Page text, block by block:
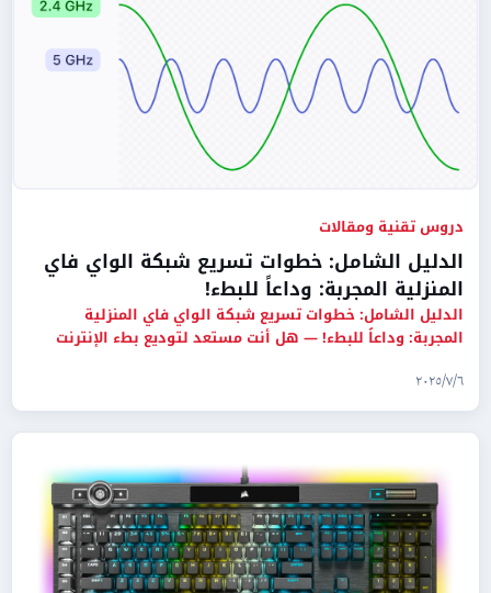
دروس تقنية ومقالات
الدليل الشامل: خطوات تسريع شبكة الواي فاي
المنزلية المجربة: وداعاً للبطء!
الدليل الشامل: خطوات تسريع شبكة الواي فاي المنزلية
المجربة: وداعاً للبطء! — هل أنت مستعد لتوديع بطء الإنترنت
٦‏/٧‏/٢٠٢٥